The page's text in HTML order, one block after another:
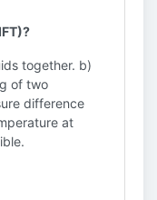
together. b)
of two
difference
at